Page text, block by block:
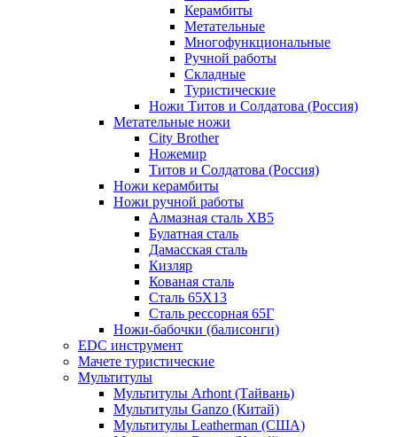
Керамбиты
Метательные
Многофункциональные
Ручной работы
Складные
Туристические
Ножи Титов и Солдатова (Россия)
Метательные ножи
City Brother
Ножемир
Титов и Солдатова (Россия)
Ножи керамбиты
Ножи ручной работы
Алмазная сталь ХВ5
Булатная сталь
Дамасская сталь
Кизляр
Кованая сталь
Сталь 65Х13
Сталь рессорная 65Г
Ножи-бабочки (балисонги)
EDC инструмент
Мачете туристические
Мультитулы
Мультитулы Arhont (Тайвань)
Мультитулы Ganzo (Китай)
Мультитулы Leatherman (США)